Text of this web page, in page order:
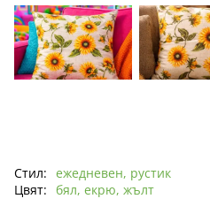
Стил: ежедневен, рустик
Цвят: бял, екрю, жълт